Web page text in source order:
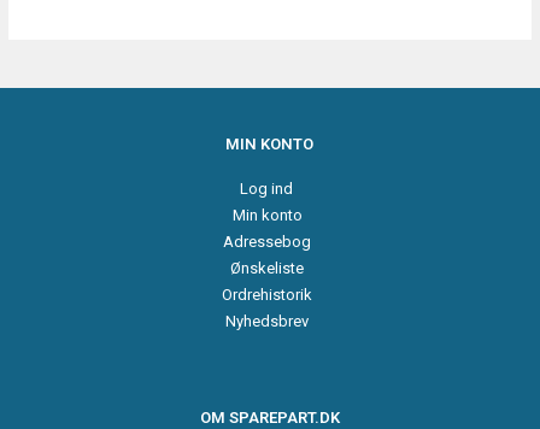
MIN KONTO
Log ind
Min konto
Adressebog
Ønskeliste
Ordrehistorik
Nyhedsbrev
OM SPAREPART.DK